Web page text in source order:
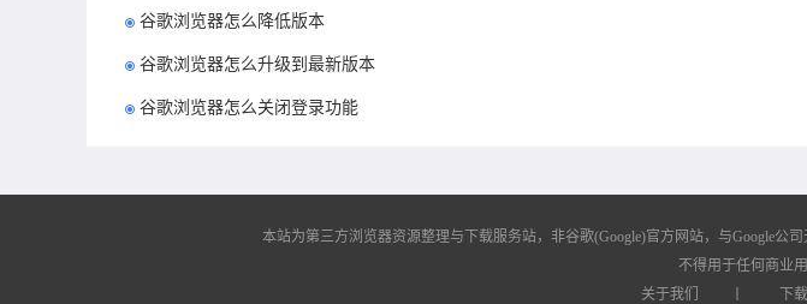
谷歌浏览器怎么降低版本
谷歌浏览器怎么升级到最新版本
谷歌浏览器怎么关闭登录功能
本站为第三方浏览器资源整理与下载服务站，非谷歌(Google)官方网站，与Google公司
不得用于任何商业
关于我们
下